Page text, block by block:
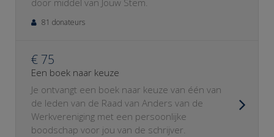
door middel van Jouw Stem.
81 donateurs
€ 75
Een boek naar keuze
Je ontvangt een boek naar keuze van één van
de leden van de Raad van Anders van de
Werkvereniging met een persoonlijke
boodschap voor jou van de schrijver.